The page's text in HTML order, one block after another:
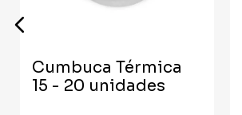
Cumbuca Térmica
15 - 20 unidades